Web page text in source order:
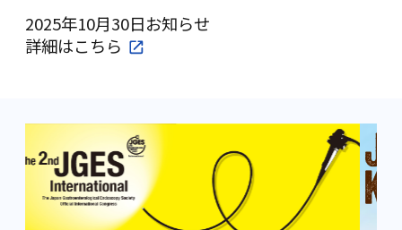
2025年10月30日お知らせ
詳細はこちら